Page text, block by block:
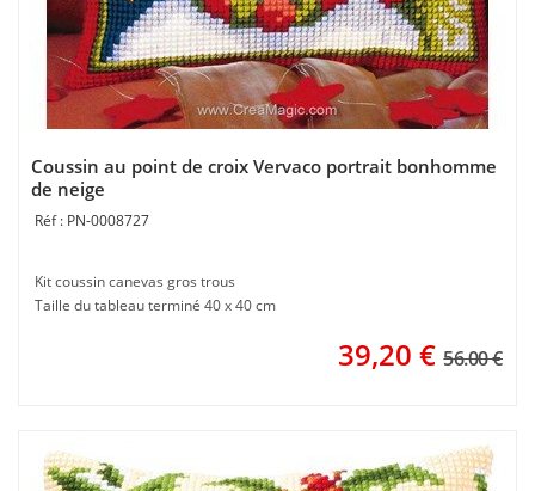
Coussin au point de croix Vervaco portrait bonhomme
de neige
PN-0008727
Kit coussin canevas gros trous
Taille du tableau terminé 40 x 40 cm
39,20 € 56.00 €